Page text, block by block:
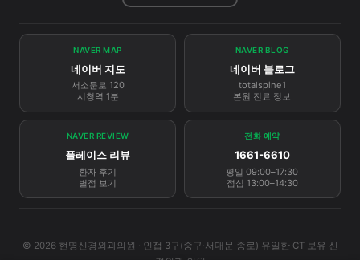
NAVER MAP
네이버 지도
서소문로 120
시청역 1분
NAVER BLOG
네이버 블로그
totalspine1
본원 진료 정보
NAVER REVIEW
플레이스 리뷰
환자 후기
별점 보기
전화 예약
1661-6610
평일 09:00–17:30
점심 13:00–14:30
© 2026 현명신경외과의원 · 인접 3구(중구·서대문·종로) 유일한 CT 보유 신